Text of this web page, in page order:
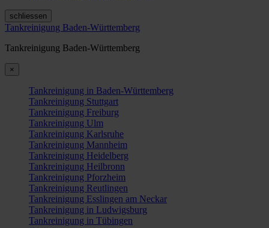
schliessen
Tankreinigung Baden-Württemberg
Tankreinigung Baden-Württemberg
×
Tankreinigung in Baden-Württemberg
Tankreinigung Stuttgart
Tankreinigung Freiburg
Tankreinigung Ulm
Tankreinigung Karlsruhe
Tankreinigung Mannheim
Tankreinigung Heidelberg
Tankreinigung Heilbronn
Tankreinigung Pforzheim
Tankreinigung Reutlingen
Tankreinigung Esslingen am Neckar
Tankreinigung in Ludwigsburg
Tankreinigung in Tübingen